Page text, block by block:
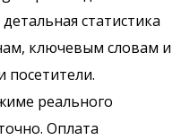
статистика
ключевым словам и
реального
Оплата